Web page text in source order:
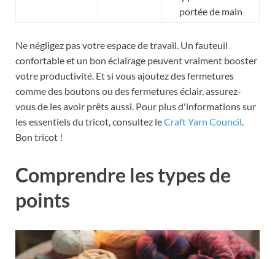
portée de main
Ne négligez pas votre espace de travail. Un fauteuil
confortable et un bon éclairage peuvent vraiment booster
votre productivité. Et si vous ajoutez des fermetures
comme des boutons ou des fermetures éclair, assurez-
vous de les avoir prêts aussi. Pour plus d'informations sur
les essentiels du tricot, consultez leCraft Yarn Council.
Bon tricot !
Comprendre les types de
points